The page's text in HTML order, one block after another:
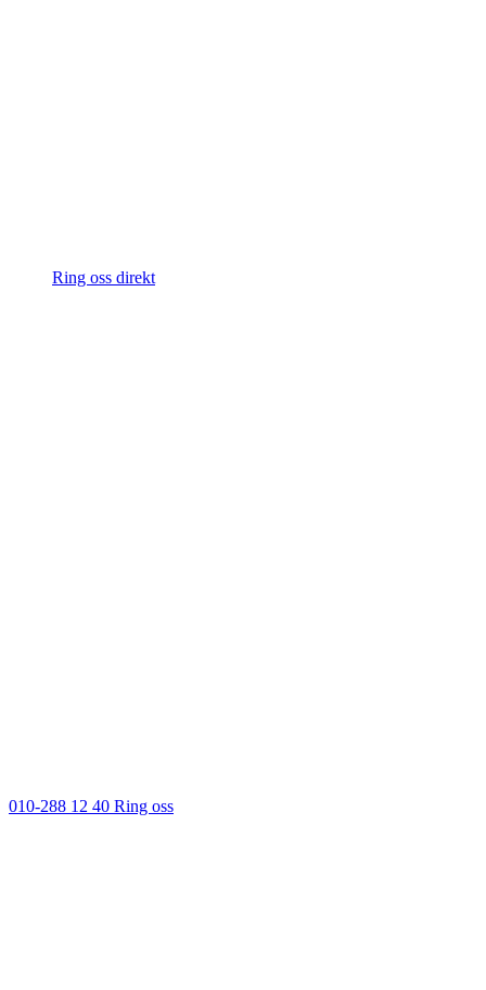
Ring oss direkt
010-288 12 40 Ring oss